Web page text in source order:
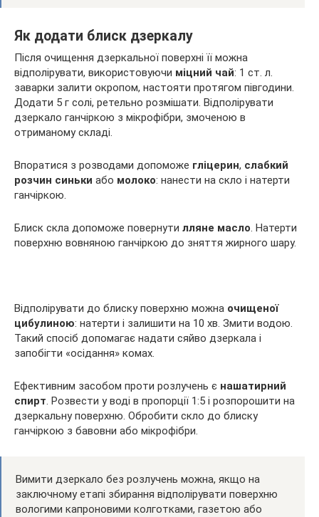
Як додати блиск дзеркалу
Після очищення дзеркальної поверхні її можна
відполірувати, використовуючи міцний чай: 1 ст. л.
заварки залити окропом, настояти протягом півгодини.
Додати 5 г солі, ретельно розмішати. Відполірувати
дзеркало ганчіркою з мікрофібри, змоченою в
отриманому складі.
Впоратися з розводами допоможе гліцерин, слабкий
розчин синьки або молоко: нанести на скло і натерти
ганчіркою.
Блиск скла допоможе повернути лляне масло. Натерти
поверхню вовняною ганчіркою до зняття жирного шару.
Відполірувати до блиску поверхню можна очищеної
цибулиною: натерти і залишити на 10 хв. Змити водою.
Такий спосіб допомагає надати сяйво дзеркала і
запобігти «осідання» комах.
Ефективним засобом проти розлучень є нашатирний
спирт. Розвести у воді в пропорції 1:5 і розпорошити на
дзеркальну поверхню. Обробити скло до блиску
ганчіркою з бавовни або мікрофібри.
Вимити дзеркало без розлучень можна, якщо на
заключному етапі збирання відполірувати поверхню
вологими капроновими колготками, газетою або